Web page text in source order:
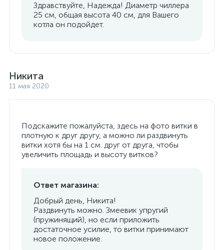
Здравствуйте, Надежда! Диаметр чиллера
25 см, общая высота 40 см, для Вашего
котла он подойдет.
Никита
11 мая 2020
Подскажите пожалуйста, здесь на фото витки в
плотную к друг другу, а можно ли раздвинуть
витки хотя бы на 1 см. друг от друга, чтобы
увеличить площадь и высоту витков?
Ответ магазина:
Добрый день, Никита!
Раздвинуть можно. Змеевик упругий
(пружинящий), но если приложить
достаточное усилие, то витки принимают
новое положение.